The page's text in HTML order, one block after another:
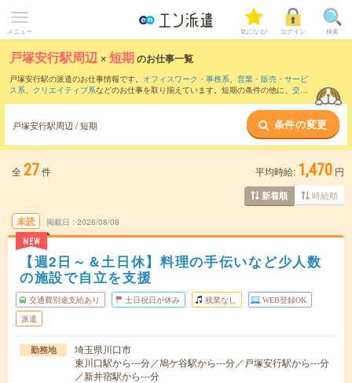
メニュー 気になる! ログイン 検索
戸塚安行駅周辺 ×短期のお仕事一覧
戸塚安行駅の派遣のお仕事情報です。 オフィスワーク・事務系、 営業・販売・サービ
ス系、 クリエイティブ系などのお仕事を取り揃えています。短期の条件の他に、 交通
戸塚安行駅周辺 / 短期 条件の変更
全 27件 平均時給: 1,470 円
新着順 時給順
未読
NEW
掲載日 2026/08/08
【週2日～＆土日休】料理の手伝いなど少人数
の施設で自立を支援
交通費別途支給あり 土日祝日が休み 残業なし WEB登録OK
派遣
勤務地
埼玉県川口市
東川口駅から---分／鳩ケ谷駅から---分／戸塚安行駅から---分
／新井宿駅から---分